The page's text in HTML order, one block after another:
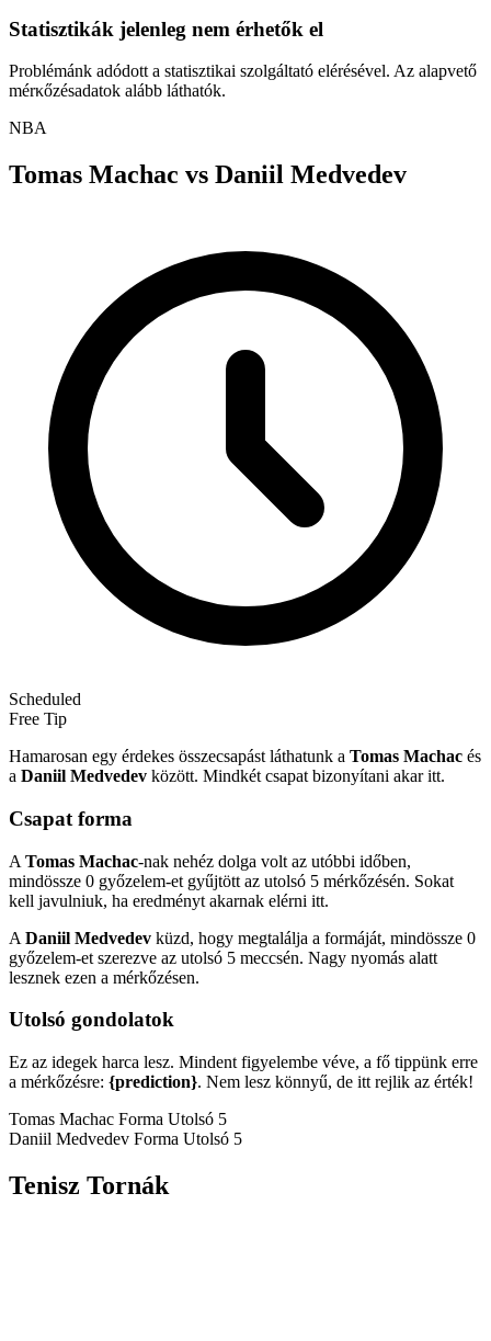
Statisztikák jelenleg nem érhetők el
Problémánk adódott a statisztikai szolgáltató elérésével. Az alapvető
mérκőzésadatok alább láthatók.
NBA
Tomas Machac vs Daniil Medvedev
Scheduled
Free Tip
Hamarosan egy érdekes összecsapást láthatunk a Tomas Machac és
a Daniil Medvedev között. Mindkét csapat bizonyítani akar itt.
Csapat forma
A Tomas Machac-nak nehéz dolga volt az utóbbi időben,
mindössze 0 győzelem-et gyűjtött az utolsó 5 mérkőzésén. Sokat
kell javulniuk, ha eredményt akarnak elérni itt.
A Daniil Medvedev küzd, hogy megtalálja a formáját, mindössze 0
győzelem-et szerezve az utolsó 5 meccsén. Nagy nyomás alatt
lesznek ezen a mérkőzésen.
Utolsó gondolatok
Ez az idegek harca lesz. Mindent figyelembe véve, a fő tippünk erre
a mérkőzésre: {prediction}. Nem lesz könnyű, de itt rejlik az érték!
Tomas Machac Forma Utolsó 5
Daniil Medvedev Forma Utolsó 5
Tenisz Tornák